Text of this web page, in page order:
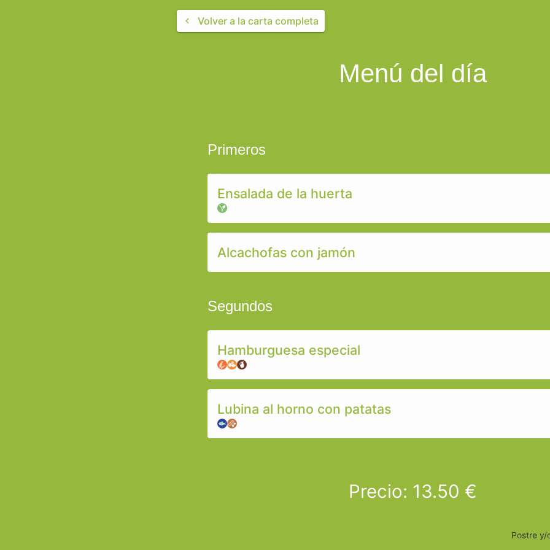
Volver a la carta completa
Menú del día
Primeros
Ensalada de la huerta
Alcachofas con jamón
Segundos
Hamburguesa especial
Lubina al horno con patatas
Precio: 13.50 €
Postre y/